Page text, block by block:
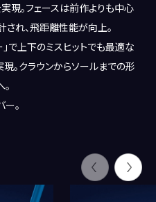
現。フェースは前作よりも中心
れ、飛距離性能が向上。
」で上下のミスヒットでも最適な
。クラウンからソールまでの形
。